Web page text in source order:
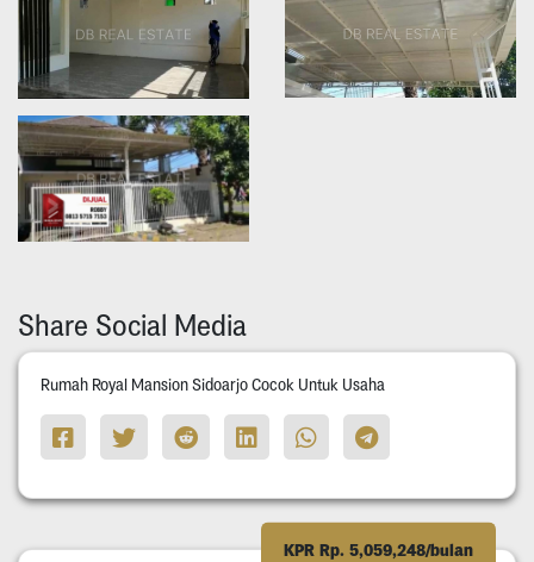
Share Social Media
Rumah Royal Mansion Sidoarjo Cocok Untuk Usaha
KPR Rp. 5,059,248/bulan